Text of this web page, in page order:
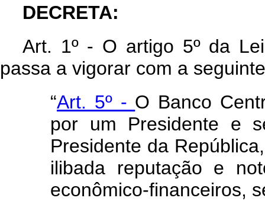
DECRETA:
Art. 1º - O artigo 5º da
passa a vigorar com a
“Art. 5º - O Banco
por um Presidente e
Presidente da
ilibada reputação e
econômico-financeiros,